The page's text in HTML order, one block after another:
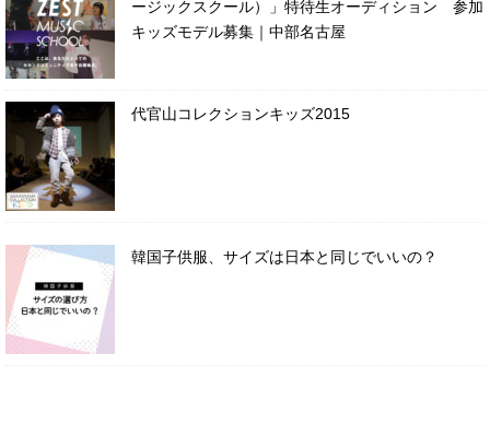
ージックスクール）」特待生オーディション 参加
キッズモデル募集｜中部名古屋
代官山コレクションキッズ2015
韓国子供服、サイズは日本と同じでいいの？